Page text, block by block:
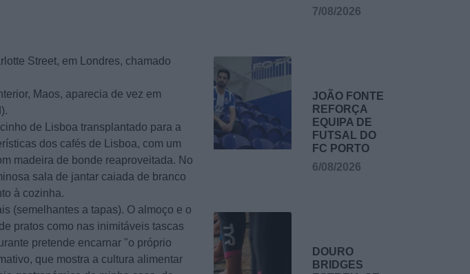
Street, em Londres, chamado
Maos, aparecia de vez em
de Lisboa transplantado para a
dos cafés de Lisboa, com um
madeira de bonde reaproveitada. No
sala de jantar caiada de branco
à cozinha.
(semelhantes a tapas). O almoço e o
pratos como nas inimitáveis ​​tascas
pretende encarnar "o próprio
que mostra a cultura alimentar
7/08/2026
JOÃO FONTE
REFORÇA
EQUIPA DE
FUTSAL DO
FC PORTO
6/08/2026
DOURO
BRIDGES